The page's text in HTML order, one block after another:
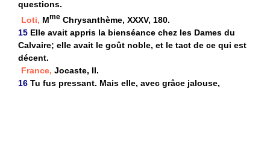
questions.
Loti, Mme Chrysanthème, XXXV, 180.
15 Elle avait appris la bienséance chez les Dames du
Calvaire; elle avait le goût noble, et le tact de ce qui est
décent.
France, Jocaste, II.
16 Tu fus pressant. Mais elle, avec grâce jalouse,